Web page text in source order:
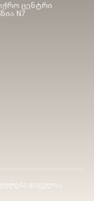
ცენტრი
N7
უფლება დაცულია.